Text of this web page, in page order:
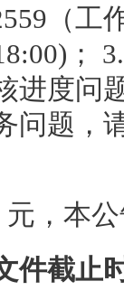
（工
；
进度问
问题，
元，本
件截止